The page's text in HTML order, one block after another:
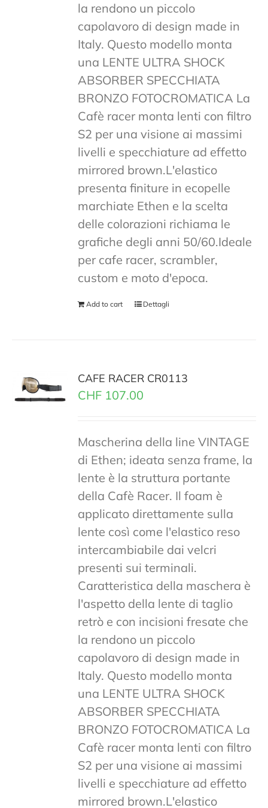
la rendono un piccolo
capolavoro di design made in
Italy. Questo modello monta
una LENTE ULTRA SHOCK
ABSORBER SPECCHIATA
BRONZO FOTOCROMATICA La
Cafè racer monta lenti con filtro
S2 per una visione ai massimi
livelli e specchiature ad effetto
mirrored brown.L'elastico
presenta finiture in ecopelle
marchiate Ethen e la scelta
delle colorazioni richiama le
grafiche degli anni 50/60.Ideale
per cafe racer, scrambler,
custom e moto d'epoca.
Add to cart Dettagli
CAFE RACER CR0113
CHF 107.00
Mascherina della line VINTAGE
di Ethen; ideata senza frame, la
lente è la struttura portante
della Cafè Racer. Il foam è
applicato direttamente sulla
lente così come l'elastico reso
intercambiabile dai velcri
presenti sui terminali.
Caratteristica della maschera è
l'aspetto della lente di taglio
retrò e con incisioni fresate che
la rendono un piccolo
capolavoro di design made in
Italy. Questo modello monta
una LENTE ULTRA SHOCK
ABSORBER SPECCHIATA
BRONZO FOTOCROMATICA La
Cafè racer monta lenti con filtro
S2 per una visione ai massimi
livelli e specchiature ad effetto
mirrored brown.L'elastico